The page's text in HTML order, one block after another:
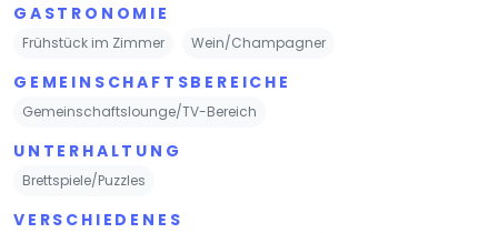
GASTRONOMIE
Frühstück im Zimmer Wein/Champagner
GEMEINSCHAFTSBEREICHE
Gemeinschaftslounge/TV-Bereich
UNTERHALTUNG
Brettspiele/Puzzles
VERSCHIEDENES